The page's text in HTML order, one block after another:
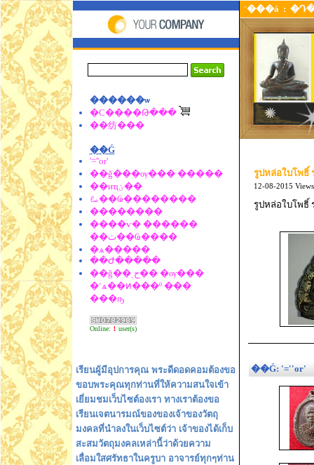
������ѡ
�С����Թ���
��纺���
��Ǵ
'=''or'
��ǧ���ѹ��� �����
��иҵؾ��
ࡨ��Ҩ��������
��������
����ѵ� ������
��ٺ��Ҩ����
�ѧ�����
��Ժ�����
��ǧ��ͺح�� �ѹ���
�˹ѧ��ͷ���º ���
���ҧ
Online: 1 user(s)
เรียนผู้มีอุปการคุณ พระดีดอดคอมต้องขอ
ขอบพระคุณทุกท่านที่ให้ความสนใจเข้า
เยี่ยมชมเว็บไซต์องเรา ทางเราต้องขอ
เรียนเจตนารมณ์ของของเจ้าของวัตถุ
มงคลที่นำลงในเว็บไซต์ว่า เจ้าของได้เก็บ
สะสมวัตถุมงคลเหล่านี้ว่าด้วยความ
เลื่อมใสศรัทธาในครูบา อาจารย์ทุกๆท่าน
˹���á:
รูปหล่อใบโพธิ์
12-08-2015
รูปหล่อใบโพธิ์
��Ǵ: '=''or'